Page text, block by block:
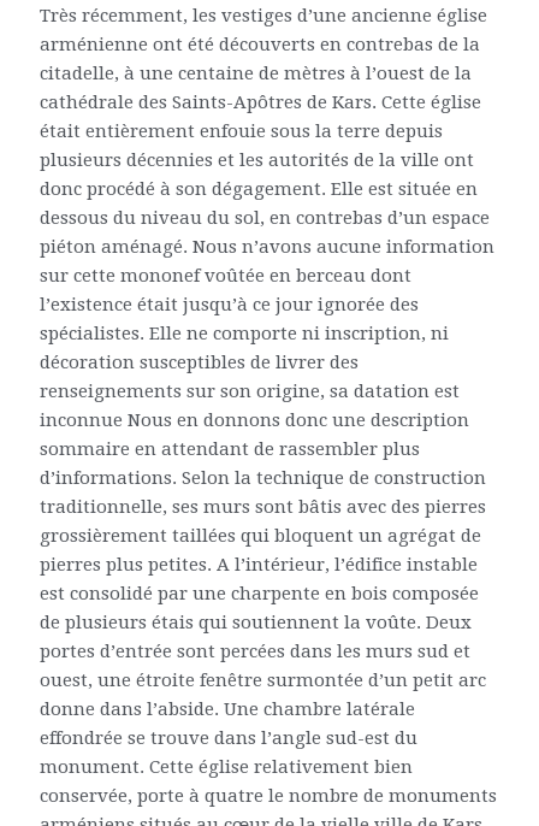
Très récemment, les vestiges d’une ancienne église
arménienne ont été découverts en contrebas de la
citadelle, à une centaine de mètres à l’ouest de la
cathédrale des Saints-Apôtres de Kars. Cette église
était entièrement enfouie sous la terre depuis
plusieurs décennies et les autorités de la ville ont
donc procédé à son dégagement. Elle est située en
dessous du niveau du sol, en contrebas d’un espace
piéton aménagé. Nous n’avons aucune information
sur cette mononef voûtée en berceau dont
l’existence était jusqu’à ce jour ignorée des
spécialistes. Elle ne comporte ni inscription, ni
décoration susceptibles de livrer des
renseignements sur son origine, sa datation est
inconnue Nous en donnons donc une description
sommaire en attendant de rassembler plus
d’informations. Selon la technique de construction
traditionnelle, ses murs sont bâtis avec des pierres
grossièrement taillées qui bloquent un agrégat de
pierres plus petites. A l’intérieur, l’édifice instable
est consolidé par une charpente en bois composée
de plusieurs étais qui soutiennent la voûte. Deux
portes d’entrée sont percées dans les murs sud et
ouest, une étroite fenêtre surmontée d’un petit arc
donne dans l’abside. Une chambre latérale
effondrée se trouve dans l’angle sud-est du
monument. Cette église relativement bien
conservée, porte à quatre le nombre de monuments